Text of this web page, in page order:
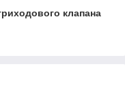
клапана